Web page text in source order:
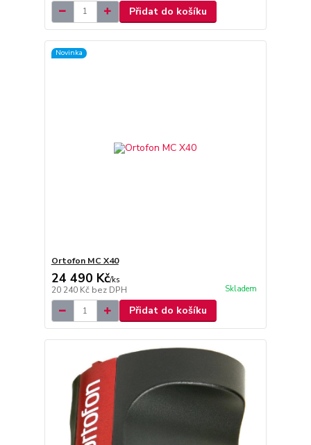
Přidat do košíku
Novinka
Ortofon MC X40
24 490 Kč/ks
20 240 Kč bez DPH Skladem
Přidat do košíku